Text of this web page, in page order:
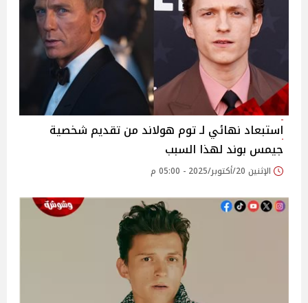
استبعاد نهائي لـ توم هولاند من تقديم شخصية
جيمس بوند لهذا السبب
الإثنين 20/أكتوبر/2025 - 05:00 م